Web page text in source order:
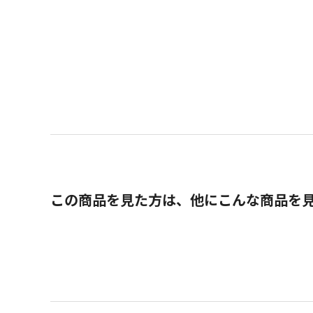
この商品を見た方は、他にこんな商品を